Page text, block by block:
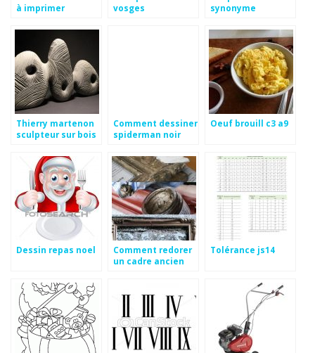
à imprimer
vosges
synonyme
Thierry martenon
sculpteur sur bois
Comment dessiner
spiderman noir
Oeuf brouill c3 a9
Dessin repas noel
Comment redorer
un cadre ancien
Tolérance js14